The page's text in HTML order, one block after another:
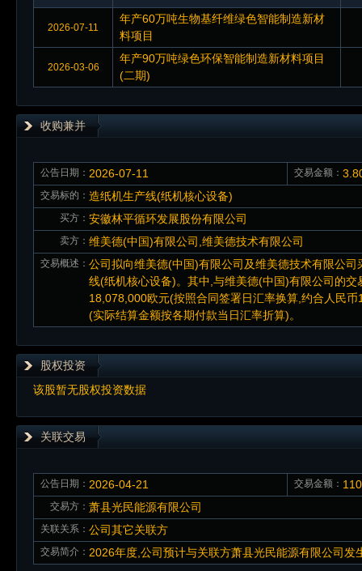
2026-07-11
年产60万吨生物基纤维绿色智能制造新材
料项目
2026-03-06
年产90万吨绿色环保智能制造新材料项目
(二期)
收购兼并
公告日期： 2026-07-11 交易金额：
交易标的： 造纸机生产线(纸机核心设备)
买方： 安徽林平循环发展股份有限公司
卖方： 维美德(中国)有限公司,维美德技术有限公司
交易概述： 公司拟向维美德(中国)有限公司及维美德技术有限公
线(纸机核心设备)。其中,与维美德(中国)有限公司的
18,078,000欧元(按照合同签署日汇率换算,约合人民
(实际结算金额按各期付款当日汇率折算)。
股权投资
该股暂无股权投资数据
关联交易
公告日期： 2026-04-21 交易金额：
交易方： 萧县光民能源有限公司
关联关系： 公司其它关联方
交易简介： 2026年度,公司预计与关联方萧县光民能源有限公司